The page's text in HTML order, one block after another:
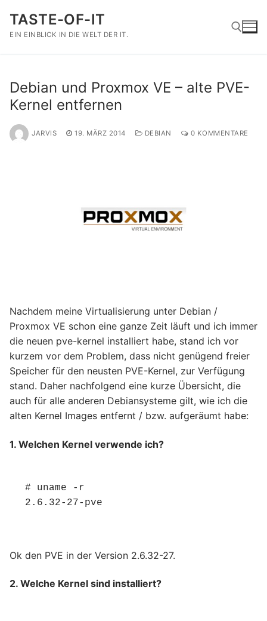
Inhalt
springen
TASTE-OF-IT
EIN EINBLICK IN DIE WELT DER IT.
Debian und Proxmox VE – alte PVE-
Kernel entfernen
JARVIS 19. MÄRZ 2014 DEBIAN 0 KOMMENTARE
Nachdem meine Virtualisierung unter Debian /
Proxmox VE schon eine ganze Zeit läuft und ich immer
die neuen pve-kernel installiert habe, stand ich vor
kurzem vor dem Problem, dass nicht genügend freier
Speicher für den neusten PVE-Kernel, zur Verfügung
stand. Daher nachfolgend eine kurze Übersicht, die
auch für alle anderen Debiansysteme gilt, wie ich die
alten Kernel Images entfernt / bzw. aufgeräumt habe:
1. Welchen Kernel verwende ich?
# uname -r
2.6.32-27-pve
Ok den PVE in der Version 2.6.32-27.
2. Welche Kernel sind installiert?